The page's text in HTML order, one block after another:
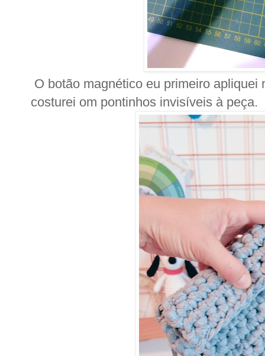
O botão magnético eu primeiro
costurei om pontinhos invisíveis à peça.